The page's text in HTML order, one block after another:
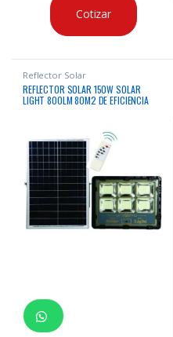
Cotizar
Reflector Solar
REFLECTOR SOLAR 150W SOLAR
LIGHT 800LM 80M2 DE EFICIENCIA